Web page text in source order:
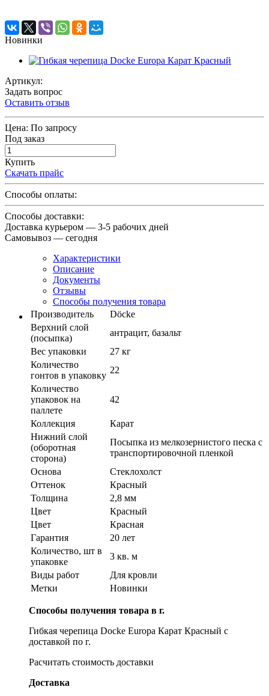
Новинки
Артикул:
Задать вопрос
Оставить отзыв
Цена: По запросу
Под заказ
Купить
Скачать прайс
Способы оплаты:
Способы доставки:
Доставка курьером — 3-5 рабочих дней
Самовывоз — сегодня
Характеристики
Описание
Документы
Отзывы
Способы получения товара
Производитель
Döcke
Верхний слой
(посыпка)
антрацит, базальт
Вес упаковки
27 кг
Количество
гонтов в упаковку
22
Количество
упаковок на
паллете
42
Коллекция
Карат
Нижний слой
(оборотная
сторона)
Посыпка из мелкозернистого песка с
транспортировочной пленкой
Основа
Стеклохолст
Оттенок
Красный
Толщина
2,8 мм
Цвет
Красный
Цвет
Красная
Гарантия
20 лет
Количество, шт в
упаковке
3 кв. м
Виды работ
Для кровли
Метки
Новинки
Способы получения товара в г.
Гибкая черепица Docke Europa Карат Красный с
доставкой по г.
Расчитать стоимость доставки
Доставка